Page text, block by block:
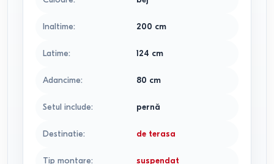
Inaltime: 200 cm
Latime: 124 cm
Adancime: 80 cm
Setul include: pernă
Destinatie: de terasa
Tip montare: suspendat